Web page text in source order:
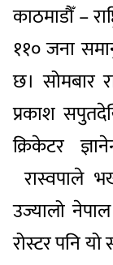
काठमाडौँ –
११० जना
छ। सोमबार
प्रकाश
क्रिकेटर
रास्वपाले
उज्यालो
रोस्टर पनि